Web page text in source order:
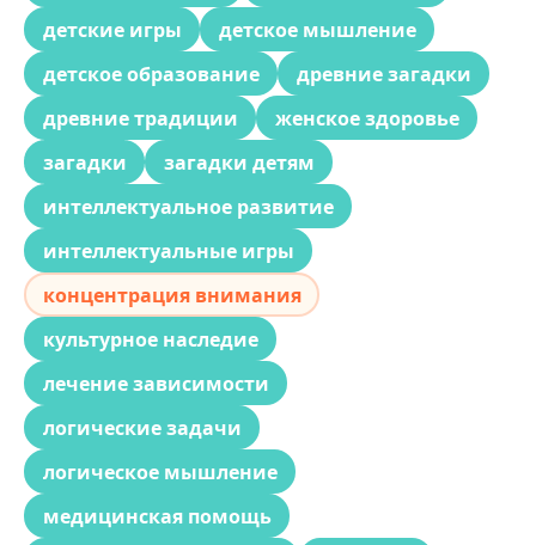
детские игры
детское мышление
детское образование
древние загадки
древние традиции
женское здоровье
загадки
загадки детям
интеллектуальное развитие
интеллектуальные игры
концентрация внимания
культурное наследие
лечение зависимости
логические задачи
логическое мышление
медицинская помощь